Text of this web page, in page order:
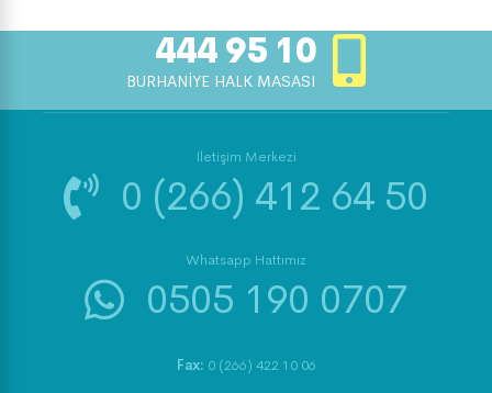
444 95 10
BURHANİYE HALK MASASI
İletişim Merkezi
0 (266) 412 64 50
Whatsapp Hattımız
0505 190 0707
Fax: 0 (266) 422 10 06